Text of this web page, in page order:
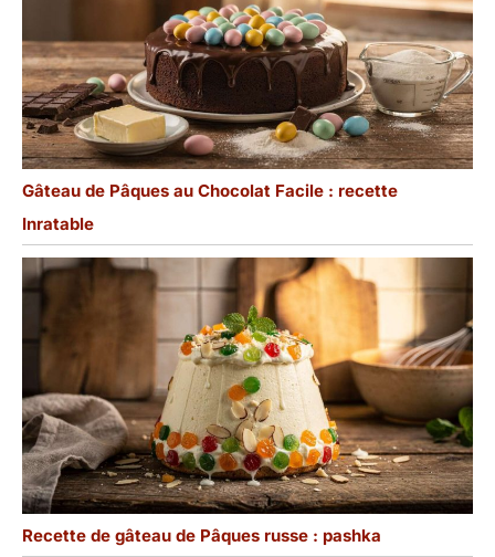
Gâteau de Pâques au Chocolat Facile : recette
Inratable
Recette de gâteau de Pâques russe : pashka